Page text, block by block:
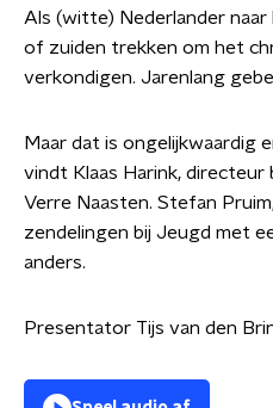
Als (witte) Nederlander
of zuiden trekken om het
verkondigen. Jarenlang
Maar dat is ongelijkwaardig
vindt Klaas Harink,
Verre Naasten. Stefan
zendelingen bij Jeugd met
anders.
Presentator Tijs van den